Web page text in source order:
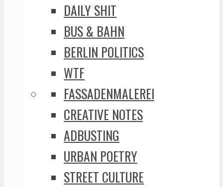
DAILY SHIT
BUS & BAHN
BERLIN POLITICS
WTF
FASSADENMALEREI
CREATIVE NOTES
ADBUSTING
URBAN POETRY
STREET CULTURE